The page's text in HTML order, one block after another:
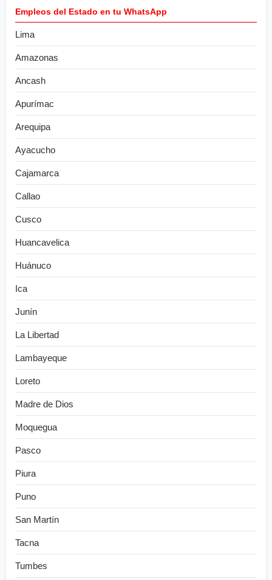
Empleos del Estado en tu WhatsApp
Lima
Amazonas
Ancash
Apurímac
Arequipa
Ayacucho
Cajamarca
Callao
Cusco
Huancavelica
Huánuco
Ica
Junín
La Libertad
Lambayeque
Loreto
Madre de Dios
Moquegua
Pasco
Piura
Puno
San Martín
Tacna
Tumbes